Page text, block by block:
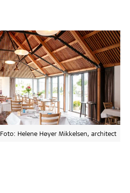
Foto: Helene Høyer Mikkelsen, architect